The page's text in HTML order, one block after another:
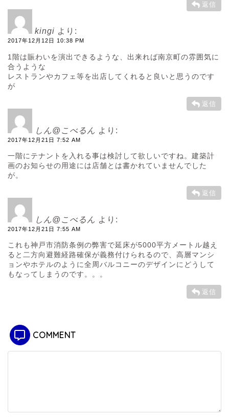
返信
kingi より:
2017年12月12日 10:38 PM
1階は賑わいを演出できるような、出来れば南京町の雰囲気に
合うような
レストランやカフェ等を出店してくれると良いと思うのです
が
返信
しん@こべるん より:
2017年12月21日 7:52 AM
一階にテナントを入れる事は検討して欲しいですね。建築計
画のお知らせの用途には店舗とは書かれていませんでした
が。
返信
しん@こべるん より:
2017年12月21日 7:55 AM
これも神戸市消防条例の弊害で延床が5000平方メートル越え
ると二方向避難経路確保が義務付けられるので、高層マンシ
ョンやホテルのように全周バルコニーのデザインにどうして
もなってしまうのです。。。
返信
COMMENT